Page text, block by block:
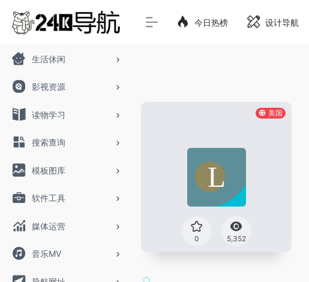
生活休闲
影视资源
读物学习
搜索查询
模板图库
软件工具
媒体运营
音乐MV
今日热榜 设计导航
美国
0 5,352